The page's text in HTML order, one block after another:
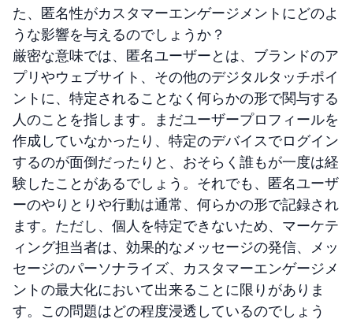
た、匿名性がカスタマーエンゲージメントにどのよ
うな影響を与えるのでしょうか？
厳密な意味では、匿名ユーザーとは、ブランドのア
プリやウェブサイト、その他のデジタルタッチポイ
ントに、特定されることなく何らかの形で関与する
人のことを指します。まだユーザープロフィールを
作成していなかったり、特定のデバイスでログイン
するのが面倒だったりと、おそらく誰もが一度は経
験したことがあるでしょう。それでも、匿名ユーザ
ーのやりとりや行動は通常、何らかの形で記録され
ます。ただし、個人を特定できないため、マーケテ
ィング担当者は、効果的なメッセージの発信、メッ
セージのパーソナライズ、カスタマーエンゲージメ
ントの最大化において出来ることに限りがありま
す。この問題はどの程度浸透しているのでしょう